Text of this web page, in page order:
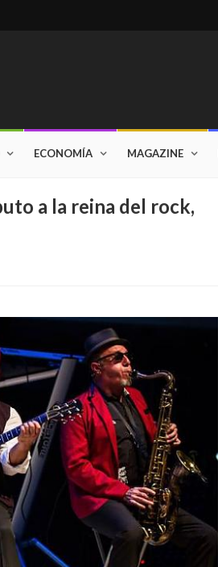
ECONOMÍA MAGAZINE
a la reina del rock,